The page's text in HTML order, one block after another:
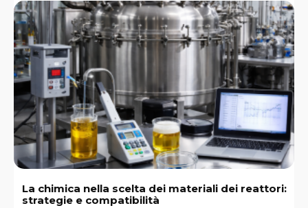
La chimica nella scelta dei materiali dei reattori:
strategie e compatibilità